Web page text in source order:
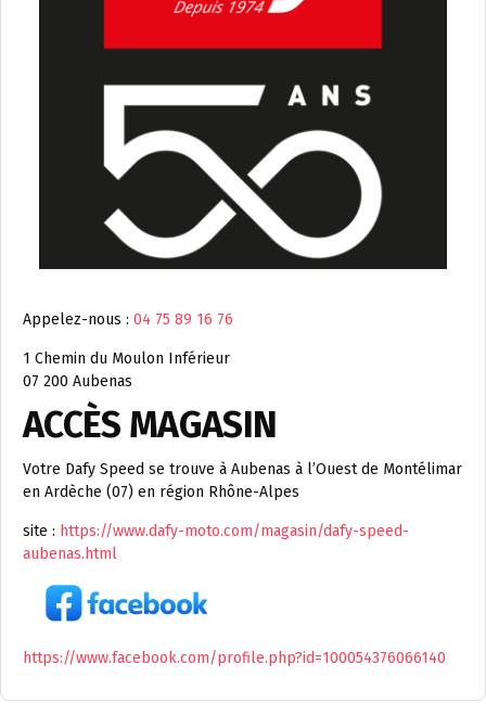
Appelez-nous : 04 75 89 16 76
1 Chemin du Moulon Inférieur
07 200 Aubenas
ACCÈS MAGASIN
Votre Dafy Speed se trouve à Aubenas à l’Ouest de Montélimar
en Ardèche (07) en région Rhône-Alpes
site : https://www.dafy-moto.com/magasin/dafy-speed-
aubenas.html
https://www.facebook.com/profile.php?id=100054376066140